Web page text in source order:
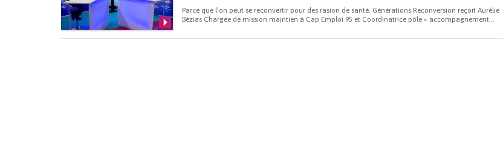
Parce que l’on peut se reconvertir pour des rasion de santé, Générations Reconversion reçoit Aurélie
Bézias Chargée de mission maintien à Cap Emploi 95 et Coordinatrice pôle « accompagnement...